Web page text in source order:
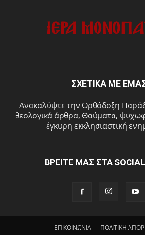
ΣΧΕΤΙΚΑ ΜΕ
Ανακαλύψτε την Ορθόδοξη
θεολογικά άρθρα, Θαύματα,
έγκυρη εκκλησιαστική
ΒΡΕΙΤΕ ΜΑΣ ΣΤΑ
ΕΠΙΚΟΙΝΩΝΙΑ ΠΟΛΙΤΙΚΗ